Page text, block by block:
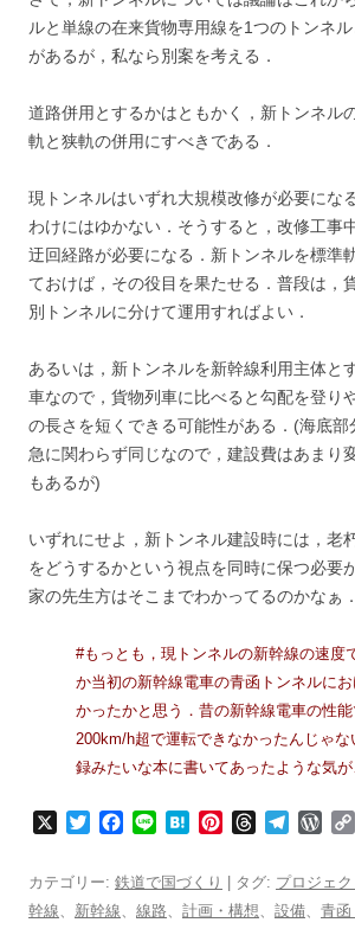
ルと単線の在来貨物専用線を1つのトンネ
があるが，私なら別案を考える．
道路併用とするかはともかく，新トンネル
軌と狭軌の併用にすべきである．
現トンネルはいずれ大規模改修が必要にな
わけにはゆかない．そうすると，改修工事
迂回経路が必要になる．新トンネルを標準
ておけば，その役目を果たせる．普段は，
別トンネルに分けて運用すればよい．
あるいは，新トンネルを新幹線利用主体と
車なので，貨物列車に比べると勾配を登り
の長さを短くできる可能性がある．(海底部
急に関わらず同じなので，建設費はあまり
もあるが)
いずれにせよ，新トンネル建設時には，老
をどうするかという視点を同時に保つ必要
家の先生方はそこまでわかってるのかなぁ．
#もっとも，現トンネルの新幹線の速度
か当初の新幹線電車の青函トンネルに
かったかと思う．昔の新幹線電車の性
200km/h超で運転できなかったんじゃ
録みたいな本に書いてあったような気
t
e
b
e
H
e
n
e
e
a
e
g
W
d
P
カテゴリー: 鉄道で国づくり | タグ: プロジェク
幹線、 新幹線、 線路、 計画・構想、 設備、 青函